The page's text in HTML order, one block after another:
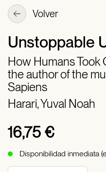
Volver
Unstoppable
How Humans Took
the author of the
Sapiens
Harari, Yuval Noah
16,75 €
Disponibilidad inmediata